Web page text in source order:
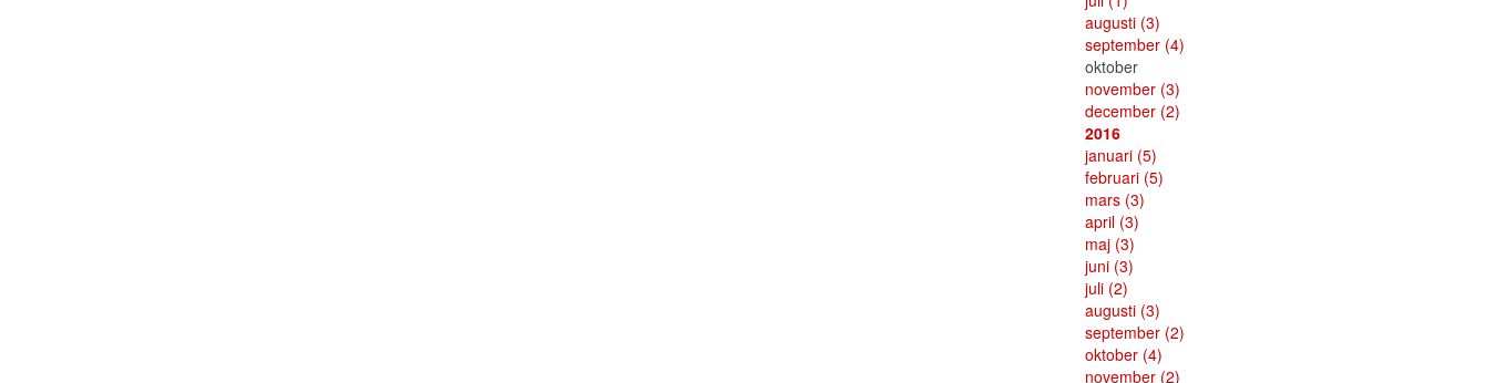
augusti (3)
september (4)
oktober
november (3)
december (2)
2016
januari (5)
februari (5)
mars (3)
april (3)
maj (3)
juni (3)
juli (2)
augusti (3)
september (2)
oktober (4)
november (2)